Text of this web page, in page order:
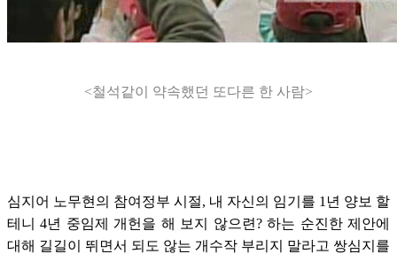
<철석같이 약속했던 또다른 한 사람>
심지어 노무현의 참여정부 시절, 내 자신의 임기를 1년 양보 할
테니 4년 중임제 개헌을 해 보지 않으련? 하는 순진한 제안에
대해 길길이 뛰면서 되도 않는 개수작 부리지 말라고 쌍심지를